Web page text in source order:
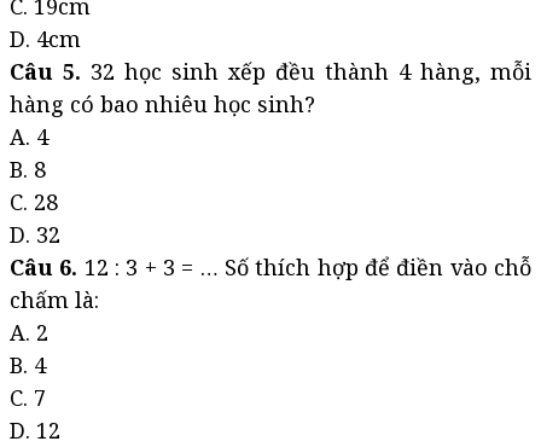
C. 19cm
D. 4cm
Câu 5. 32 học sinh xếp đều thành 4 hàng, mỗi
hàng có bao nhiêu học sinh?
A. 4
B. 8
C. 28
D. 32
Câu 6. 12 : 3 + 3 = … Số thích hợp để điền vào chỗ
chấm là:
A. 2
B. 4
C. 7
D. 12